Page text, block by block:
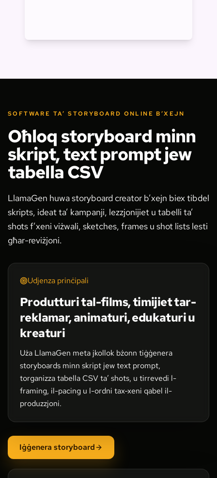
SOFTWARE TA’ STORYBOARD ONLINE B’XEJN
Oħloq storyboard minn
skript, text prompt jew
tabella CSV
LlamaGen huwa storyboard creator b’xejn biex tibdel
skripts, ideat ta’ kampanji, lezzjonijiet u tabelli ta’
shots f’xeni viżwali, sketches, frames u shot lists lesti
għar-reviżjoni.
Udjenza prinċipali
Produtturi tal-films, timijiet tar-
reklamar, animaturi, edukaturi u
kreaturi
Uża LlamaGen meta jkollok bżonn tiġġenera
storyboards minn skript jew text prompt,
torganizza tabella CSV ta’ shots, u tirrevedi l-
framing, il-pacing u l-ordni tax-xeni qabel il-
produzzjoni.
Iġġenera storyboard